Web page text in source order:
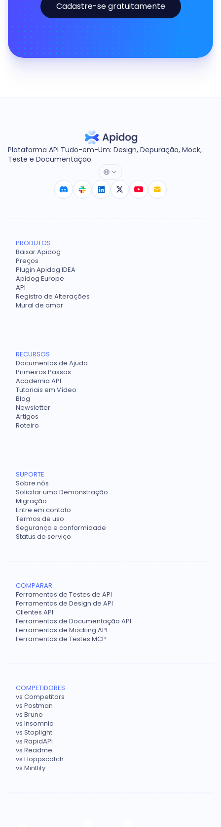
Cadastre-se gratuitamente
Plataforma API Tudo-em-Um: Design, Depuração, Mock,
Teste e Documentação
PRODUTOS
Baixar Apidog
Preços
Plugin Apidog IDEA
Apidog Europe
API
Registro de Alterações
Mural de amor
RECURSOS
Documentos de Ajuda
Primeiros Passos
Academia API
Tutoriais em Vídeo
Blog
Newsletter
Artigos
Roteiro
SUPORTE
Sobre nós
Solicitar uma Demonstração
Migração
Entre em contato
Termos de uso
Segurança e conformidade
Status do serviço
COMPARAR
Ferramentas de Testes de API
Ferramentas de Design de API
Clientes API
Ferramentas de Documentação API
Ferramentas de Mocking API
Ferramentas de Testes MCP
COMPETIDORES
vs Competitors
vs Postman
vs Bruno
vs Insomnia
vs Stoplight
vs RapidAPI
vs Readme
vs Hoppscotch
vs Mintlify